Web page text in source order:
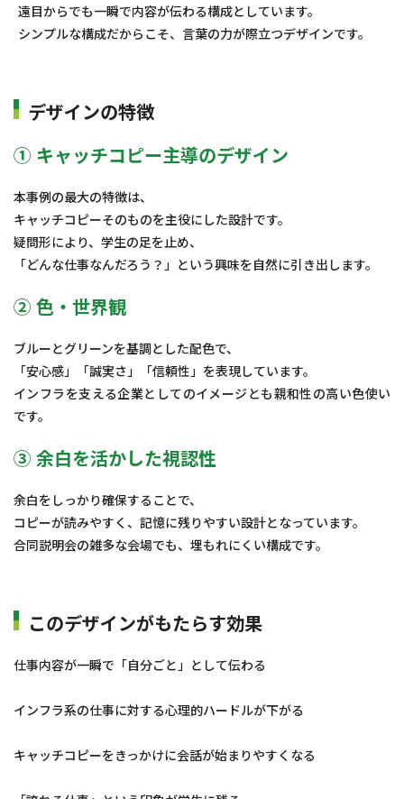
遠目からでも一瞬で内容が伝わる構成としています。
シンプルな構成だからこそ、言葉の力が際立つデザインです。
デザインの特徴
① キャッチコピー主導のデザイン
本事例の最大の特徴は、
キャッチコピーそのものを主役にした設計です。
疑問形により、学生の足を止め、
「どんな仕事なんだろう？」という興味を自然に引き出します。
② 色・世界観
ブルーとグリーンを基調とした配色で、
「安心感」「誠実さ」「信頼性」を表現しています。
インフラを支える企業としてのイメージとも親和性の高い色使い
です。
③ 余白を活かした視認性
余白をしっかり確保することで、
コピーが読みやすく、記憶に残りやすい設計となっています。
合同説明会の雑多な会場でも、埋もれにくい構成です。
このデザインがもたらす効果
仕事内容が一瞬で「自分ごと」として伝わる
インフラ系の仕事に対する心理的ハードルが下がる
キャッチコピーをきっかけに会話が始まりやすくなる